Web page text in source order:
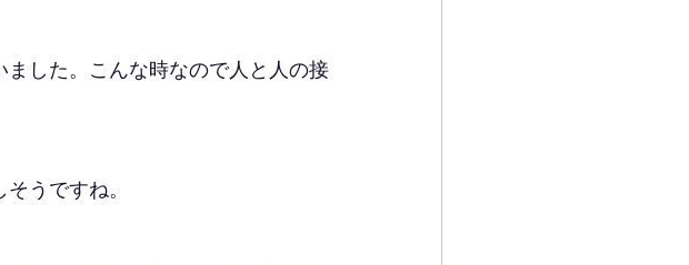
した。こんな時なので人と人の接
うですね。